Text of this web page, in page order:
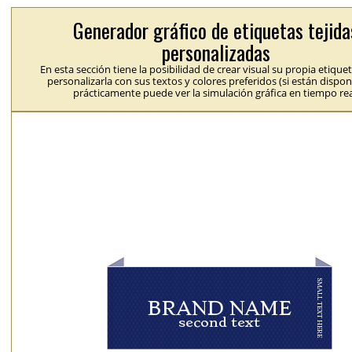
Generador gráfico de etiquetas
personalizadas
En esta sección tiene la posibilidad de crear visual su propia
personalizarla con sus textos y colores preferidos (si están
prácticamente puede ver la simulación gráfica en tiempo